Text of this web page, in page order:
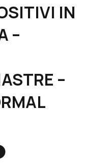
IN
–
–